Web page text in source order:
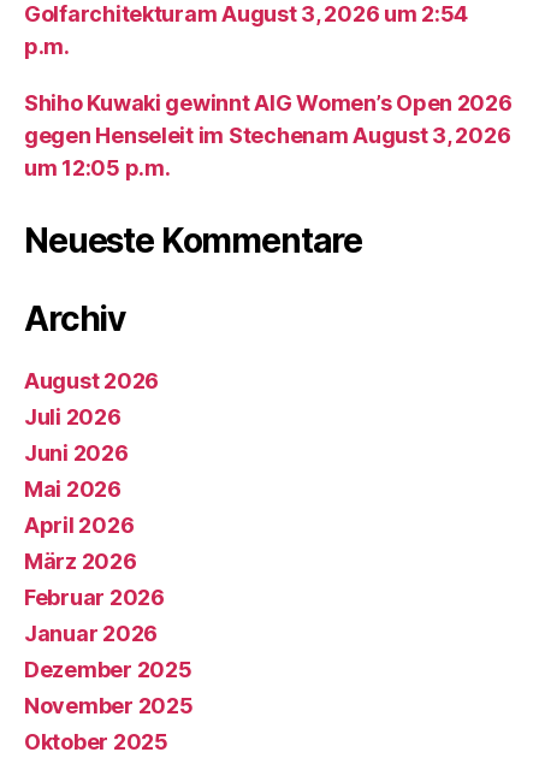
Golfarchitekturam August 3, 2026 um 2:54
p.m.
Shiho Kuwaki gewinnt AIG Women’s Open 2026
gegen Henseleit im Stechenam August 3, 2026
um 12:05 p.m.
Neueste Kommentare
Archiv
August 2026
Juli 2026
Juni 2026
Mai 2026
April 2026
März 2026
Februar 2026
Januar 2026
Dezember 2025
November 2025
Oktober 2025